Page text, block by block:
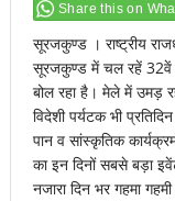
Share this on
सूरजकुण्ड । राष्ट्रीय
सूरजकुण्ड में चल रहें 32वें
बोल रहा है। मेले में उमड़
विदेशी पर्यटक भी
पान व सांस्कृतिक
का इन दिनों सबसे बड़ा
नजारा दिन भर गहमा